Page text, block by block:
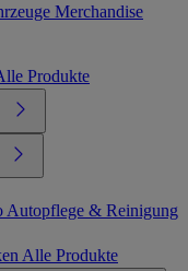
Merchandise
Produkte
Autopflege & Reinigung
Alle Produkte